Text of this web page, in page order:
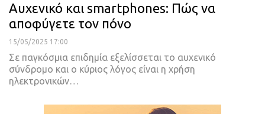
Αυχενικό και smartphones: Πώς να
αποφύγετε τον πόνο
15/05/2025 17:00
Σε παγκόσμια επιδημία εξελίσσεται το αυχενικό
σύνδρομο και ο κύριος λόγος είναι η χρήση
ηλεκτρονικών…